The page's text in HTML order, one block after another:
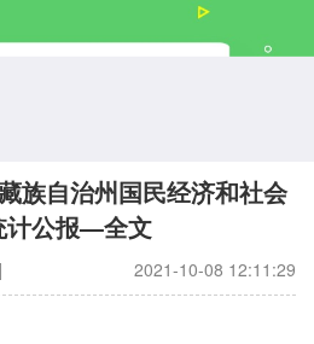
族自治州国民经济和社会
计公报—全文
2021-10-08 12:11:29